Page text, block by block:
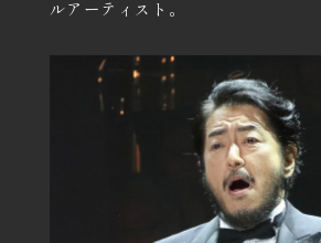
ルアーティスト。